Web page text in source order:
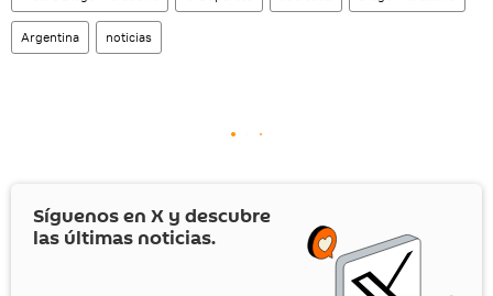
Argentina noticias
Síguenos en X y descubre
las últimas noticias.